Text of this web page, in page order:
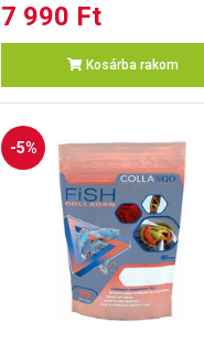
7 990 Ft
Kosárba rakom
-5%